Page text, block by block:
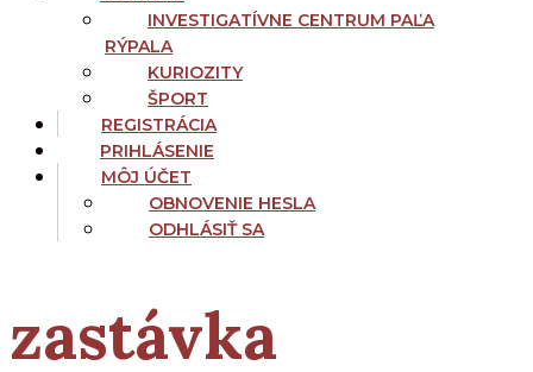
INVESTIGATÍVNE CENTRUM PAĽA
RÝPALA
KURIOZITY
ŠPORT
REGISTRÁCIA
PRIHLÁSENIE
MÔJ ÚČET
OBNOVENIE HESLA
ODHLÁSIŤ SA
zastávka